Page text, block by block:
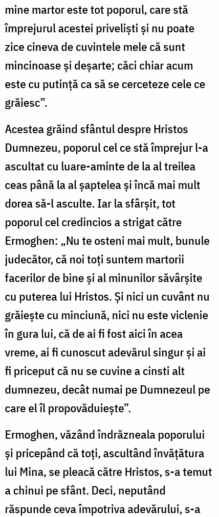
mine martor este tot poporul, care stă
împrejurul acestei priveliști și nu poate
zice cineva de cuvintele mele că sunt
mincinoase și deșarte; căci chiar acum
este cu putință ca să se cerceteze cele ce
grăiesc”.
Acestea grăind sfântul despre Hristos
Dumnezeu, poporul cel ce stă împrejur l-a
ascultat cu luare-aminte de la al treilea
ceas până la al șaptelea și încă mai mult
dorea să-l asculte. Iar la sfârșit, tot
poporul cel credincios a strigat către
Ermoghen: „Nu te osteni mai mult, bunule
judecător, că noi toți suntem martorii
facerilor de bine și al minunilor săvârșite
cu puterea lui Hristos. Și nici un cuvânt nu
grăiește cu minciună, nici nu este viclenie
în gura lui, că de ai fi fost aici în acea
vreme, ai fi cunoscut adevărul singur și ai
fi priceput că nu se cuvine a cinsti alt
dumnezeu, decât numai pe Dumnezeul pe
care el îl propovăduiește”.
Ermoghen, văzând îndrăzneala poporului
și pricepând că toți, ascultând învățătura
lui Mina, se pleacă către Hristos, s-a temut
a chinui pe sfânt. Deci, neputând
răspunde ceva împotriva adevărului, s-a